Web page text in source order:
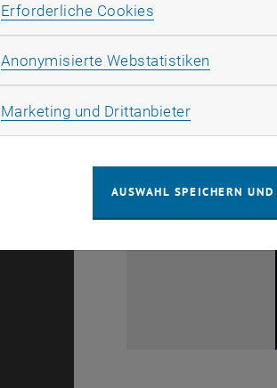
Erforderliche Cookies
Anonymisierte Webstatistiken
Marketing und DrittanbieterMarketing
AUSWAHL SPEICHERN